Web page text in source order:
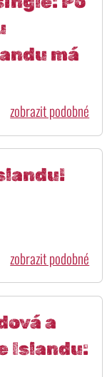
má
zobrazit podobné
zobrazit podobné
a
Islandu: